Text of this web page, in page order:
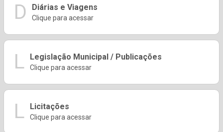
D Diárias e Viagens
Clique para acessar
L Legislação Municipal / Publicações
Clique para acessar
L Licitações
Clique para acessar